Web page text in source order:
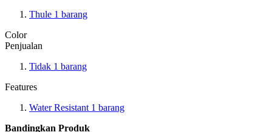
Thule 1 barang
Color
Penjualan
Tidak 1 barang
Features
Water Resistant 1 barang
Bandingkan Produk